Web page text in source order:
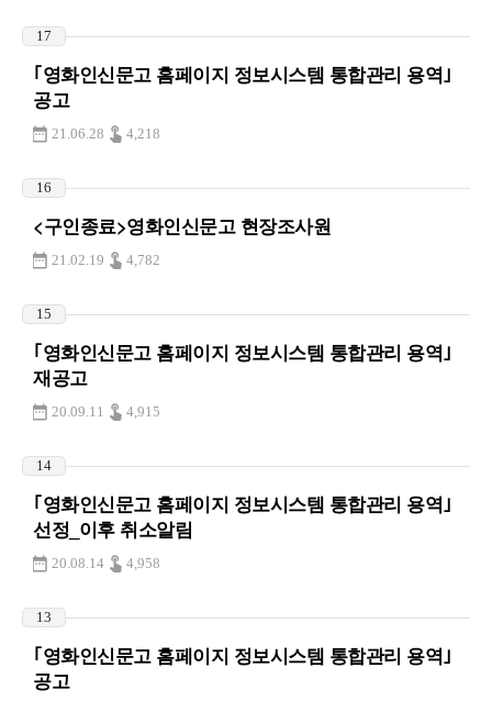
17
｢영화인신문고 홈페이지 정보시스템 통합관리 용역｣
공고
21.06.28 4,218
16
<구인종료>영화인신문고 현장조사원
21.02.19 4,782
15
｢영화인신문고 홈페이지 정보시스템 통합관리 용역｣
재공고
20.09.11 4,915
14
｢영화인신문고 홈페이지 정보시스템 통합관리 용역｣
선정_이후 취소알림
20.08.14 4,958
13
｢영화인신문고 홈페이지 정보시스템 통합관리 용역｣
공고